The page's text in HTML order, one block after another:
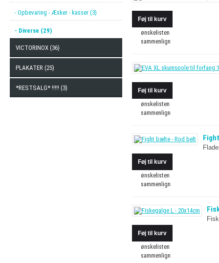
- Opbevaring - Æsker - kasser (3)
- Diverse (29)
VICTORINOX (36)
PLAKATER (25)
*RESTSALG* !!!!! (3)
ønskelisten
sammenlign
ønskelisten
sammenlign
ønskelisten
sammenlign
ønskelisten
sammenlign